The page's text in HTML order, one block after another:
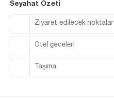
Seyahat Özeti
Ziyaret edilecek noktalar
Otel geceleri
Taşıma